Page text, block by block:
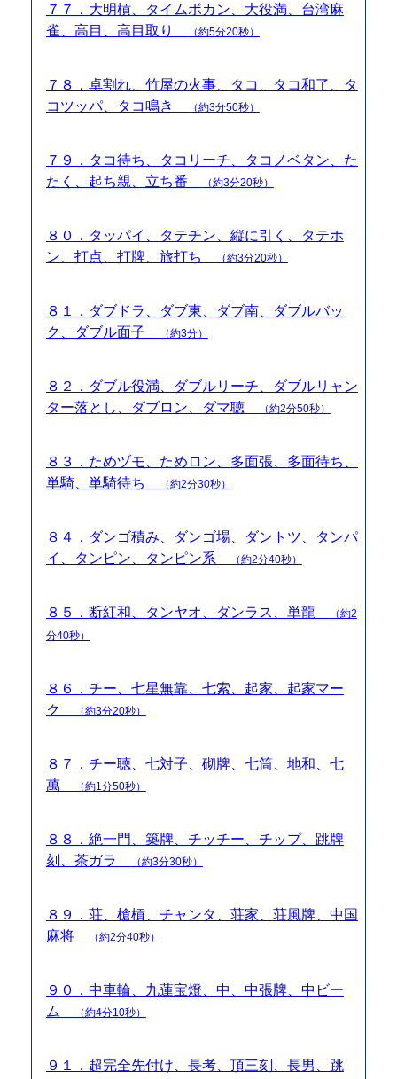
７７．大明槓、タイムボカン、大役満、台湾麻
雀、高目、高目取り
（約5分20秒）
７８．卓割れ、竹屋の火事、タコ、タコ和了、タ
コツッパ、タコ鳴き
（約3分50秒）
７９．タコ待ち、タコリーチ、タコノベタン、た
たく、起ち親、立ち番
（約3分20秒）
８０．タッパイ、タテチン、縦に引く、タテホ
ン、打点、打牌、旅打ち
（約3分20秒）
８１．ダブドラ、ダブ東、ダブ南、ダブルバッ
ク、ダブル面子
（約3分）
８２．ダブル役満、ダブルリーチ、ダブルリャン
ター落とし、ダブロン、ダマ聴
（約2分50秒）
８３．ためヅモ、ためロン、多面張、多面待ち、
単騎、単騎待ち
（約2分30秒）
８４．ダンゴ積み、ダンゴ場、ダントツ、タンパ
イ、タンピン、タンピン系
（約2分40秒）
８５．断紅和、タンヤオ、ダンラス、単龍
（約2
分40秒）
８６．チー、七星無靠、七索、起家、起家マー
ク
（約3分20秒）
８７．チー聴、七対子、砌牌、七筒、地和、七
萬
（約1分50秒）
８８．絶一門、築牌、チッチー、チップ、跳牌
刻、茶ガラ
（約3分30秒）
８９．荘、槍槓、チャンタ、荘家、荘風牌、中国
麻将
（約2分40秒）
９０．中車輪、九蓮宝燈、中、中張牌、中ビー
ム
（約4分10秒）
９１．超完全先付け、長考、頂三刻、長男、跳